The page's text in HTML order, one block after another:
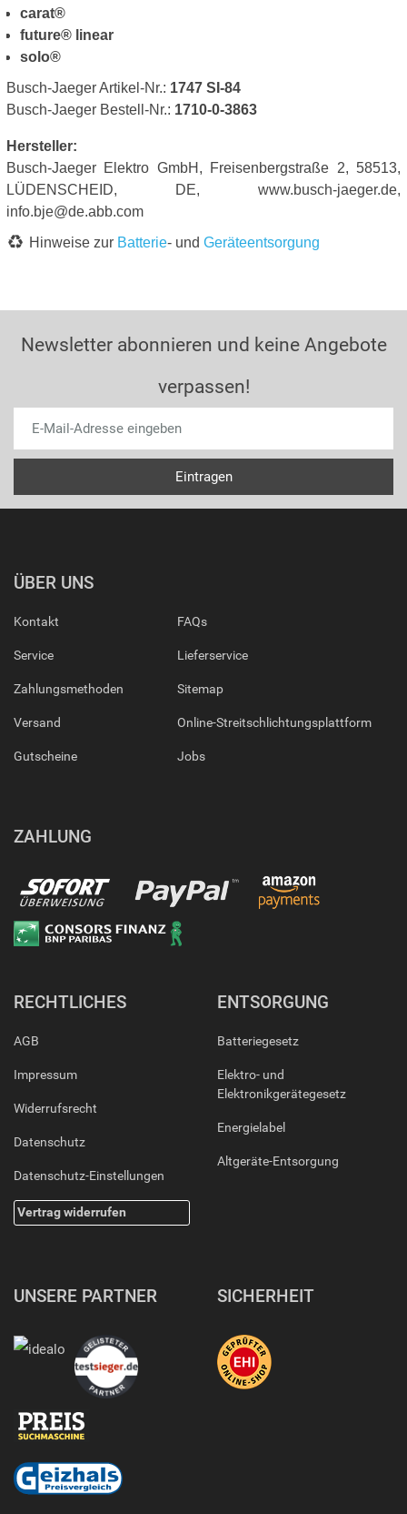
carat®
future® linear
solo®
Busch-Jaeger Artikel-Nr.: 1747 SI-84
Busch-Jaeger Bestell-Nr.: 1710-0-3863
Hersteller:
Busch-Jaeger Elektro GmbH, Freisenbergstraße 2, 58513,
LÜDENSCHEID, DE, www.busch-jaeger.de,
info.bje@de.abb.com
Hinweise zur Batterie- und Geräteentsorgung
Newsletter abonnieren und keine Angebote
verpassen!
ÜBER UNS
Kontakt
Service
Zahlungsmethoden
Versand
Gutscheine
FAQs
Lieferservice
Sitemap
Online-Streitschlichtungsplattform
Jobs
ZAHLUNG
RECHTLICHES
AGB
Impressum
Widerrufsrecht
Datenschutz
Datenschutz-Einstellungen
Vertrag widerrufen
ENTSORGUNG
Batteriegesetz
Elektro- und
Elektronikgerätegesetz
Energielabel
Altgeräte-Entsorgung
UNSERE PARTNER SICHERHEIT